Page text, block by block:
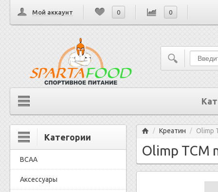
Мой аккаунт 0 0
Категории
BCAA
Аксессуары
Главная
/ Креатин / Olimp
Olimp TCM